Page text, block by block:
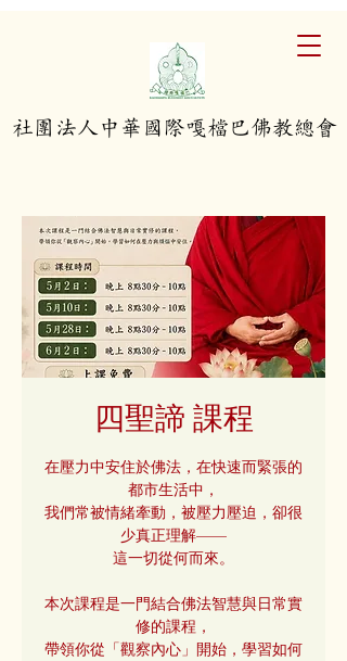
​社團法人中華國際嘎檔巴佛教總會
四聖諦 課程
在壓力中安住於佛法，在快速而緊張的
都市生活中，
我們常被情緒牽動，被壓力壓迫，卻很
少真正理解——
這一切從何而來。
本次課程是一門結合佛法智慧與日常實
修的課程，
帶領你從「觀察內心」開始，學習如何